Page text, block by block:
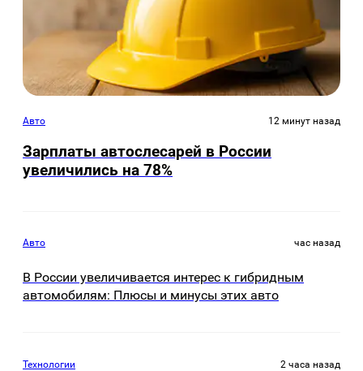
Авто 12 минут назад
Зарплаты автослесарей в России
увеличились на 78%
Авто час назад
В России увеличивается интерес к гибридным
автомобилям: Плюсы и минусы этих авто
Технологии 2 часа назад